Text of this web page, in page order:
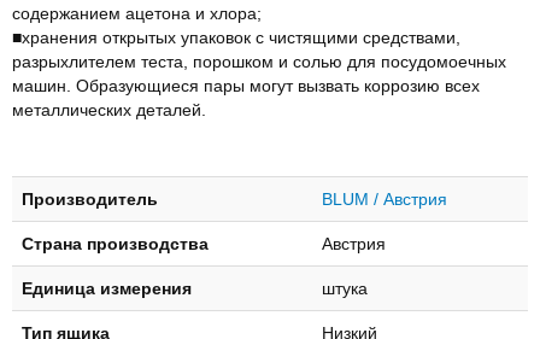
содержанием ацетона и хлора;
■хранения открытых упаковок с чистящими средствами,
разрыхлителем теста, порошком и солью для посудомоечных
машин. Образующиеся пары могут вызвать коррозию всех
металлических деталей.
Производитель BLUM / Австрия
Страна производства Австрия
Единица измерения штука
Тип ящика Низкий